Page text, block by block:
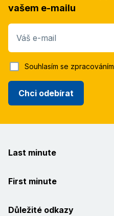
vašem e-mailu
Váš e-mail
Chci odebírat
Souhlasím se zpracováním
Last minute
First minute
Důležité odkazy